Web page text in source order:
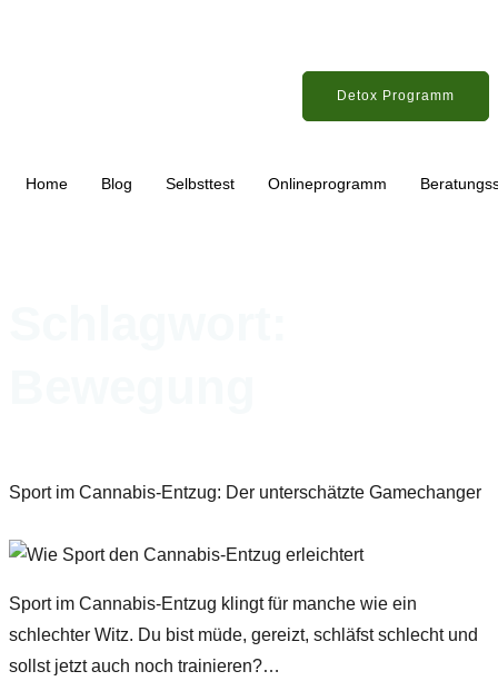
Detox Programm
Home Blog Selbsttest Onlineprogramm
Sport im Cannabis-Entzug: Der unterschätzte Gamechanger
Sport im Cannabis-Entzug klingt für manche wie ein
schlechter Witz. Du bist müde, gereizt, schläfst schlecht und
sollst jetzt auch noch trainieren?…